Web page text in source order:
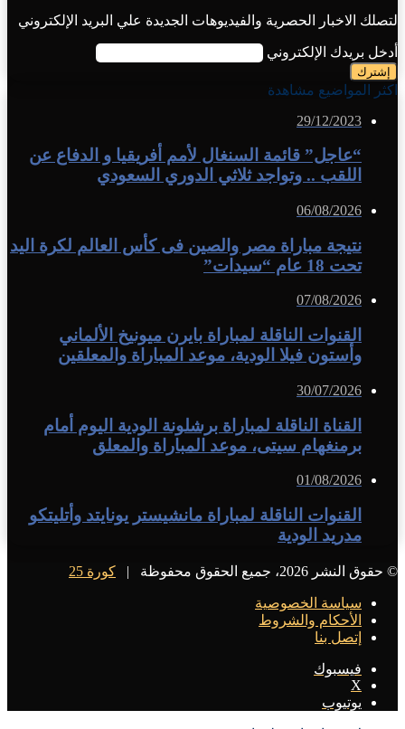
لتصلك الاخبار الحصرية والفيديوهات الجديدة علي البريد الإلكتروني
أدخل بريدك الإلكتروني
اكثر المواضيع مشاهدة
29/12/2023
“عاجل” قائمة السنغال لأمم أفريقيا و الدفاع عن
اللقب .. وتواجد ثلاثي الدوري السعودي
06/08/2026
نتيجة مباراة مصر والصين فى كأس العالم لكرة اليد
تحت 18 عام “سيدات”
07/08/2026
القنوات الناقلة لمباراة بايرن ميونيخ الألماني
وأستون فيلا الودية، موعد المباراة والمعلقين
30/07/2026
القناة الناقلة لمباراة برشلونة الودية اليوم أمام
برمنغهام سيتى، موعد المباراة والمعلق
01/08/2026
القنوات الناقلة لمباراة مانشيستر يونايتد وأتليتكو
مدريد الودية
© حقوق النشر 2026، جميع الحقوق محفوظة | كورة 25
سياسة الخصوصية
الأحكام والشروط
إتصل بنا
فيسبوك
X
يوتيوب